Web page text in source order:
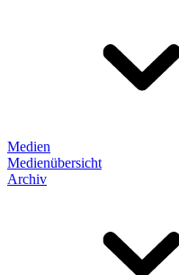
Medien
Medienübersicht
Archiv